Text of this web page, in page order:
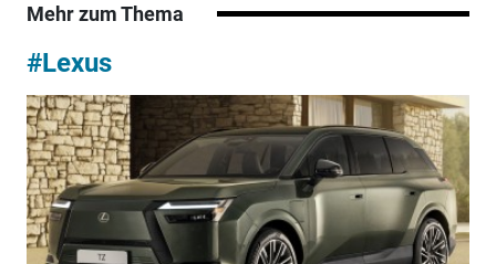
Mehr zum Thema
#Lexus